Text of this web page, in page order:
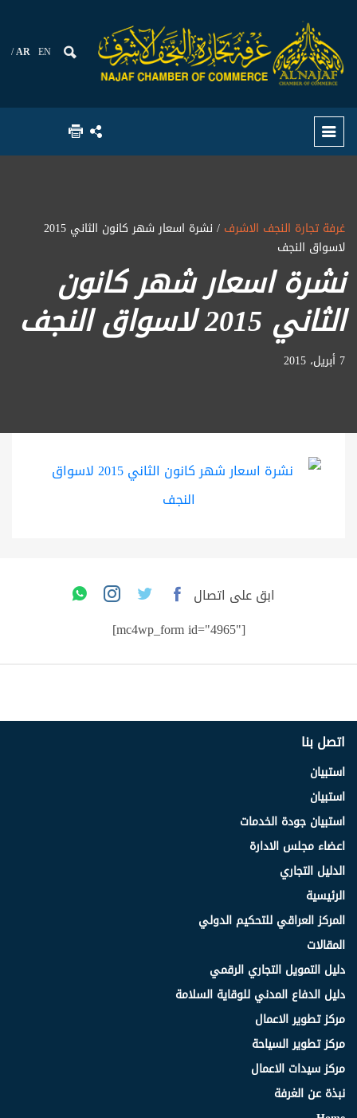
AR EN
غرفة تجارة النجف الاشرف
/ نشرة اسعار شهر كانون الثاني 2015
لاسواق النجف
نشرة اسعار شهر كانون
الثاني 2015 لاسواق النجف
7 أبريل، 2015
ابق على اتصال
[mc4wp_form id="4965"]
اتصل بنا
استبيان
استبيان
استبيان جودة الخدمات
اعضاء مجلس الادارة
الدليل التجاري
الرئيسية
المركز العراقي للتحكيم الدولي
المقالات
دليل التمويل التجاري الرقمي
دليل الدفاع المدني للوقاية السلامة
مركز تطوير الاعمال
مركز تطوير السياحة
مركز سيدات الاعمال
نبذة عن الغرفة